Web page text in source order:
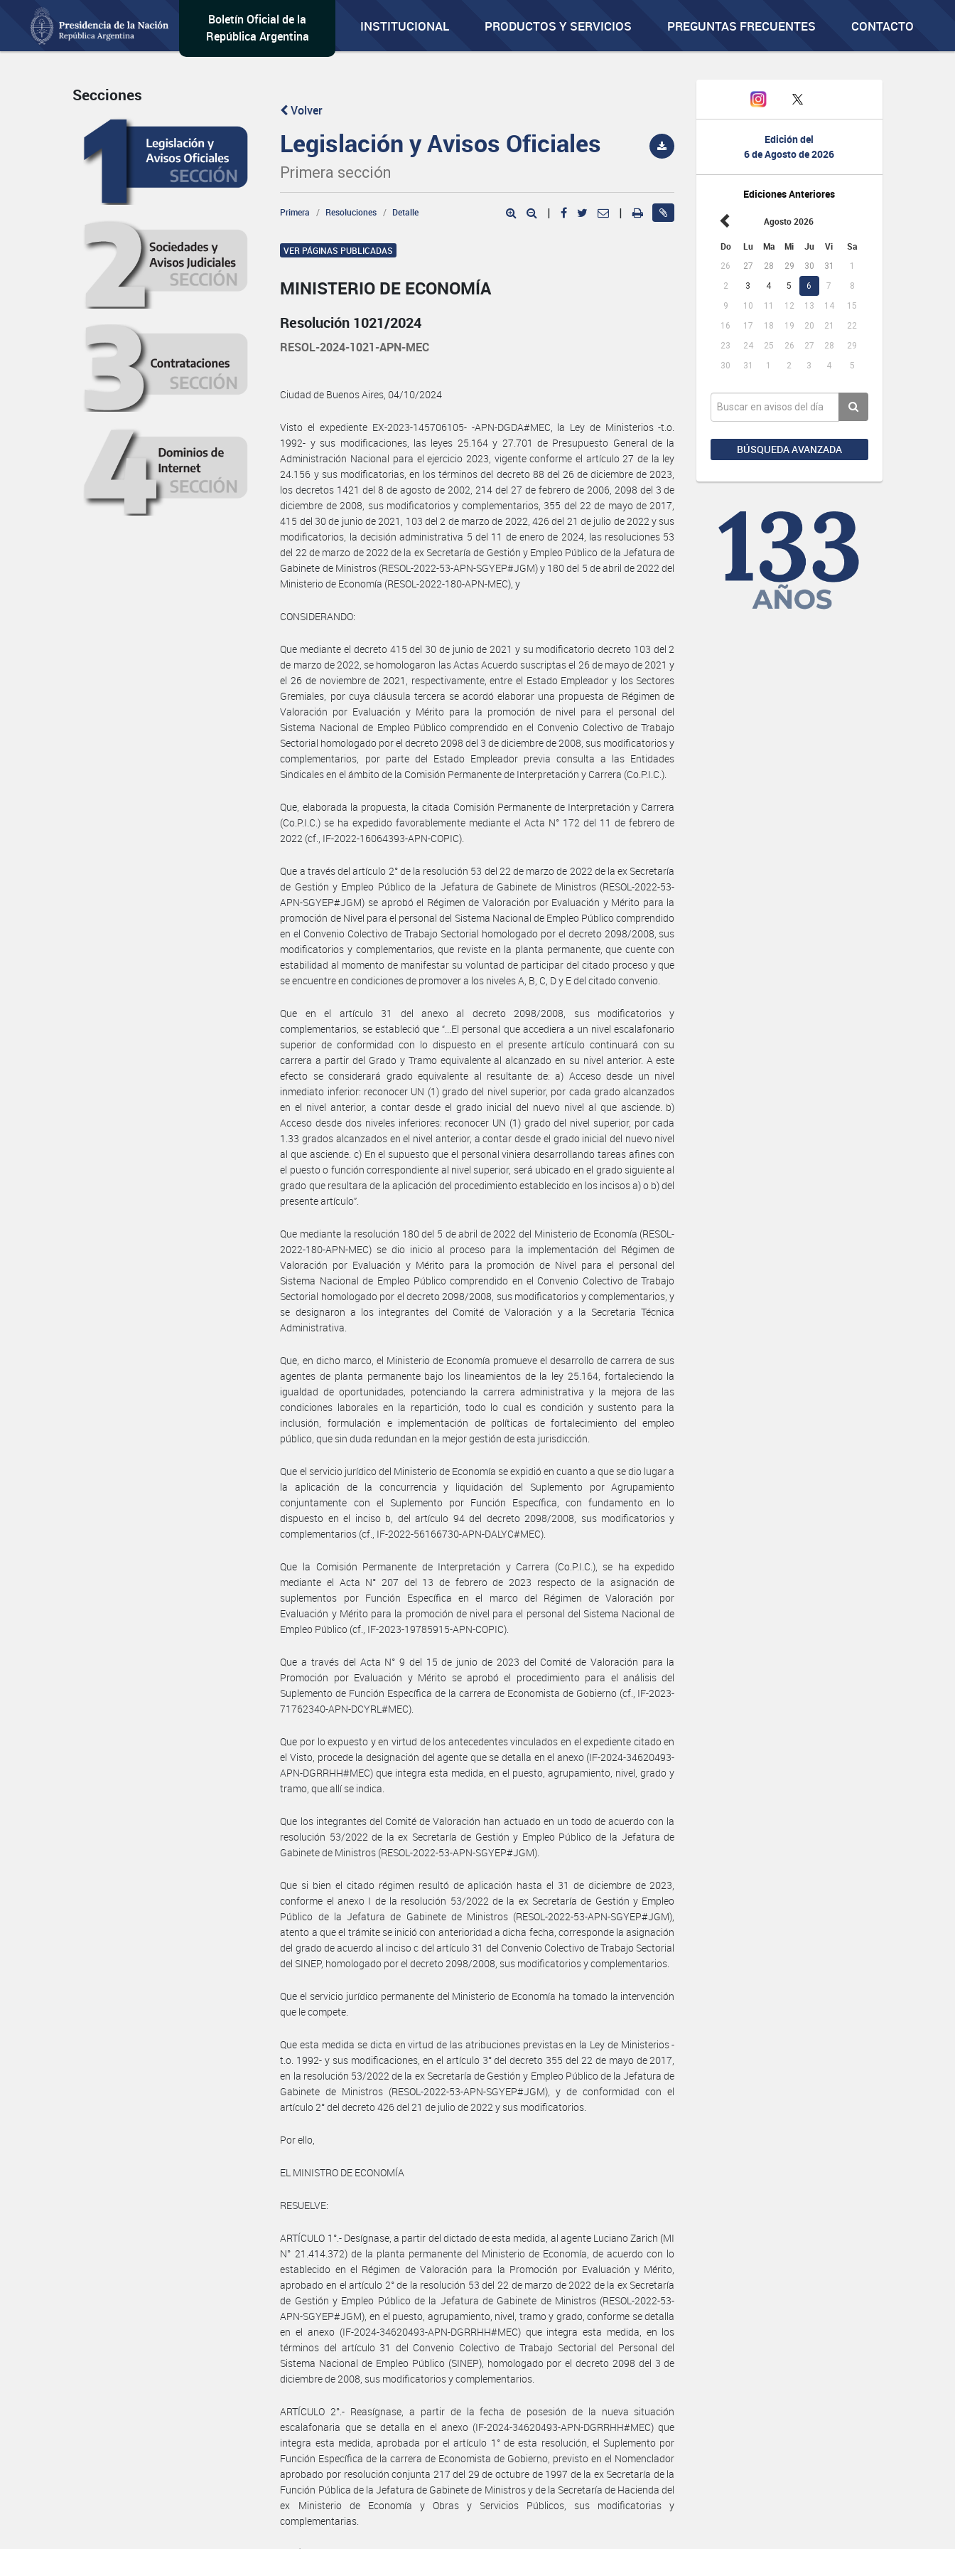
Boletín Oficial de la
República Argentina
INSTITUCIONAL PRODUCTOS Y SERVICIOS PREGUNTAS FRECUENTES CONTACTO
Edición del
6 de Agosto de 2026
Ediciones Anteriores
Agosto 2026
Do Lu Ma Mi Ju Vi Sa
26 27 28 29 30 31
1
2
3 4 5 6 7
8
9
10 11 12 13 14
15
16
17 18 19 20 21
22
23
24 25 26 27 28
29
30
31 1 2 3 4 5
BÚSQUEDA AVANZADA
Secciones
Volver
Legislación y Avisos Oficiales
Primera sección
Primera Resoluciones Detalle | |
VER PÁGINAS PUBLICADAS
MINISTERIO DE ECONOMÍA
Resolución 1021/2024
RESOL-2024-1021-APN-MEC
Ciudad de Buenos Aires, 04/10/2024
Visto el expediente EX-2023-145706105- -APN-DGDA#MEC, la Ley de Ministerios -t.o.
1992- y sus modificaciones, las leyes 25.164 y 27.701 de Presupuesto General de la
Administración Nacional para el ejercicio 2023, vigente conforme el artículo 27 de la ley
24.156 y sus modificatorias, en los términos del decreto 88 del 26 de diciembre de 2023,
los decretos 1421 del 8 de agosto de 2002, 214 del 27 de febrero de 2006, 2098 del 3 de
diciembre de 2008, sus modificatorios y complementarios, 355 del 22 de mayo de 2017,
415 del 30 de junio de 2021, 103 del 2 de marzo de 2022, 426 del 21 de julio de 2022 y sus
modificatorios, la decisión administrativa 5 del 11 de enero de 2024, las resoluciones 53
del 22 de marzo de 2022 de la ex Secretaría de Gestión y Empleo Público de la Jefatura de
Gabinete de Ministros (RESOL-2022-53-APN-SGYEP#JGM) y 180 del 5 de abril de 2022 del
Ministerio de Economía (RESOL-2022-180-APN-MEC), y
CONSIDERANDO:
Que mediante el decreto 415 del 30 de junio de 2021 y su modificatorio decreto 103 del 2
de marzo de 2022, se homologaron las Actas Acuerdo suscriptas el 26 de mayo de 2021 y
el 26 de noviembre de 2021, respectivamente, entre el Estado Empleador y los Sectores
Gremiales, por cuya cláusula tercera se acordó elaborar una propuesta de Régimen de
Valoración por Evaluación y Mérito para la promoción de nivel para el personal del
Sistema Nacional de Empleo Público comprendido en el Convenio Colectivo de Trabajo
Sectorial homologado por el decreto 2098 del 3 de diciembre de 2008, sus modificatorios y
complementarios, por parte del Estado Empleador previa consulta a las Entidades
Sindicales en el ámbito de la Comisión Permanente de Interpretación y Carrera (Co.P.I.C.).
Que, elaborada la propuesta, la citada Comisión Permanente de Interpretación y Carrera
(Co.P.I.C.) se ha expedido favorablemente mediante el Acta N° 172 del 11 de febrero de
2022 (cf., IF-2022-16064393-APN-COPIC).
Que a través del artículo 2° de la resolución 53 del 22 de marzo de 2022 de la ex Secretaría
de Gestión y Empleo Público de la Jefatura de Gabinete de Ministros (RESOL-2022-53-
APN-SGYEP#JGM) se aprobó el Régimen de Valoración por Evaluación y Mérito para la
promoción de Nivel para el personal del Sistema Nacional de Empleo Público comprendido
en el Convenio Colectivo de Trabajo Sectorial homologado por el decreto 2098/2008, sus
modificatorios y complementarios, que reviste en la planta permanente, que cuente con
estabilidad al momento de manifestar su voluntad de participar del citado proceso y que
se encuentre en condiciones de promover a los niveles A, B, C, D y E del citado convenio.
Que en el artículo 31 del anexo al decreto 2098/2008, sus modificatorios y
complementarios, se estableció que “...El personal que accediera a un nivel escalafonario
superior de conformidad con lo dispuesto en el presente artículo continuará con su
carrera a partir del Grado y Tramo equivalente al alcanzado en su nivel anterior. A este
efecto se considerará grado equivalente al resultante de: a) Acceso desde un nivel
inmediato inferior: reconocer UN (1) grado del nivel superior, por cada grado alcanzados
en el nivel anterior, a contar desde el grado inicial del nuevo nivel al que asciende. b)
Acceso desde dos niveles inferiores: reconocer UN (1) grado del nivel superior, por cada
1.33 grados alcanzados en el nivel anterior, a contar desde el grado inicial del nuevo nivel
al que asciende. c) En el supuesto que el personal viniera desarrollando tareas afines con
el puesto o función correspondiente al nivel superior, será ubicado en el grado siguiente al
grado que resultara de la aplicación del procedimiento establecido en los incisos a) o b) del
presente artículo”.
Que mediante la resolución 180 del 5 de abril de 2022 del Ministerio de Economía (RESOL-
2022-180-APN-MEC) se dio inicio al proceso para la implementación del Régimen de
Valoración por Evaluación y Mérito para la promoción de Nivel para el personal del
Sistema Nacional de Empleo Público comprendido en el Convenio Colectivo de Trabajo
Sectorial homologado por el decreto 2098/2008, sus modificatorios y complementarios, y
se designaron a los integrantes del Comité de Valoración y a la Secretaria Técnica
Administrativa.
Que, en dicho marco, el Ministerio de Economía promueve el desarrollo de carrera de sus
agentes de planta permanente bajo los lineamientos de la ley 25.164, fortaleciendo la
igualdad de oportunidades, potenciando la carrera administrativa y la mejora de las
condiciones laborales en la repartición, todo lo cual es condición y sustento para la
inclusión, formulación e implementación de políticas de fortalecimiento del empleo
público, que sin duda redundan en la mejor gestión de esta jurisdicción.
Que el servicio jurídico del Ministerio de Economía se expidió en cuanto a que se dio lugar a
la aplicación de la concurrencia y liquidación del Suplemento por Agrupamiento
conjuntamente con el Suplemento por Función Específica, con fundamento en lo
dispuesto en el inciso b, del artículo 94 del decreto 2098/2008, sus modificatorios y
complementarios (cf., IF-2022-56166730-APN-DALYC#MEC).
Que la Comisión Permanente de Interpretación y Carrera (Co.P.I.C.), se ha expedido
mediante el Acta N° 207 del 13 de febrero de 2023 respecto de la asignación de
suplementos por Función Específica en el marco del Régimen de Valoración por
Evaluación y Mérito para la promoción de nivel para el personal del Sistema Nacional de
Empleo Público (cf., IF-2023-19785915-APN-COPIC).
Que a través del Acta N° 9 del 15 de junio de 2023 del Comité de Valoración para la
Promoción por Evaluación y Mérito se aprobó el procedimiento para el análisis del
Suplemento de Función Específica de la carrera de Economista de Gobierno (cf., IF-2023-
71762340-APN-DCYRL#MEC).
Que por lo expuesto y en virtud de los antecedentes vinculados en el expediente citado en
el Visto, procede la designación del agente que se detalla en el anexo (IF-2024-34620493-
APN-DGRRHH#MEC) que integra esta medida, en el puesto, agrupamiento, nivel, grado y
tramo, que allí se indica.
Que los integrantes del Comité de Valoración han actuado en un todo de acuerdo con la
resolución 53/2022 de la ex Secretaría de Gestión y Empleo Público de la Jefatura de
Gabinete de Ministros (RESOL-2022-53-APN-SGYEP#JGM).
Que si bien el citado régimen resultó de aplicación hasta el 31 de diciembre de 2023,
conforme el anexo I de la resolución 53/2022 de la ex Secretaría de Gestión y Empleo
Público de la Jefatura de Gabinete de Ministros (RESOL-2022-53-APN-SGYEP#JGM),
atento a que el trámite se inició con anterioridad a dicha fecha, corresponde la asignación
del grado de acuerdo al inciso c del artículo 31 del Convenio Colectivo de Trabajo Sectorial
del SINEP, homologado por el decreto 2098/2008, sus modificatorios y complementarios.
Que el servicio jurídico permanente del Ministerio de Economía ha tomado la intervención
que le compete.
Que esta medida se dicta en virtud de las atribuciones previstas en la Ley de Ministerios -
t.o. 1992- y sus modificaciones, en el artículo 3° del decreto 355 del 22 de mayo de 2017,
en la resolución 53/2022 de la ex Secretaría de Gestión y Empleo Público de la Jefatura de
Gabinete de Ministros (RESOL-2022-53-APN-SGYEP#JGM), y de conformidad con el
artículo 2° del decreto 426 del 21 de julio de 2022 y sus modificatorios.
Por ello,
EL MINISTRO DE ECONOMÍA
RESUELVE:
ARTÍCULO 1°.- Desígnase, a partir del dictado de esta medida, al agente Luciano Zarich (MI
N° 21.414.372) de la planta permanente del Ministerio de Economía, de acuerdo con lo
establecido en el Régimen de Valoración para la Promoción por Evaluación y Mérito,
aprobado en el artículo 2° de la resolución 53 del 22 de marzo de 2022 de la ex Secretaría
de Gestión y Empleo Público de la Jefatura de Gabinete de Ministros (RESOL-2022-53-
APN-SGYEP#JGM), en el puesto, agrupamiento, nivel, tramo y grado, conforme se detalla
en el anexo (IF-2024-34620493-APN-DGRRHH#MEC) que integra esta medida, en los
términos del artículo 31 del Convenio Colectivo de Trabajo Sectorial del Personal del
Sistema Nacional de Empleo Público (SINEP), homologado por el decreto 2098 del 3 de
diciembre de 2008, sus modificatorios y complementarios.
ARTÍCULO 2°.- Reasígnase, a partir de la fecha de posesión de la nueva situación
escalafonaria que se detalla en el anexo (IF-2024-34620493-APN-DGRRHH#MEC) que
integra esta medida, aprobada por el artículo 1° de esta resolución, el Suplemento por
Función Específica de la carrera de Economista de Gobierno, previsto en el Nomenclador
aprobado por resolución conjunta 217 del 29 de octubre de 1997 de la ex Secretaría de la
Función Pública de la Jefatura de Gabinete de Ministros y de la Secretaría de Hacienda del
ex Ministerio de Economía y Obras y Servicios Públicos, sus modificatorias y
complementarias.